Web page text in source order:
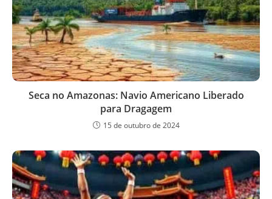
Seca no Amazonas: Navio Americano Liberado
para Dragagem
15 de outubro de 2024